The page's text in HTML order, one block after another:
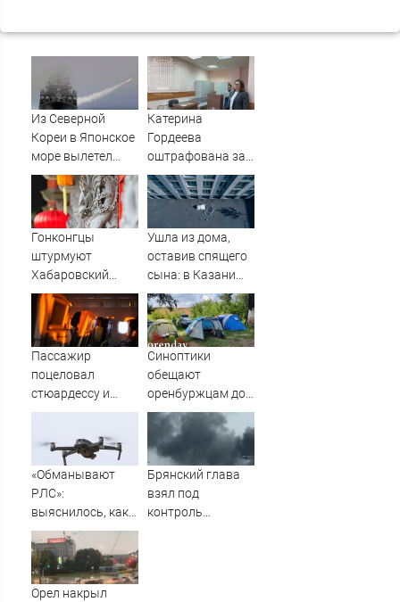
Из Северной
Кореи в Японское
море вылетел
неопознанный
снаряд
Катерина
Гордеева
оштрафована за
пропаганду ЛГБТ
в интернете -
Новости на
Вести.ru
Гонконгцы
штурмуют
Хабаровский
край
Ушла из дома,
оставив спящего
сына: в Казани
мать пойдет под
суд за гибель
малыша
07/08/2026 –
Новости
Пассажир
поцеловал
стюардессу и
попал под арест -
Синоптики
обещают
оренбуржцам до
+39°С, а затем -
грозы и
шквалистый
ветер
«Обманывают
РЛС»:
выяснилось, как
дроны ВСУ
долетели до
Екатеринбурга
Брянский глава
взял под
контроль
Орел накрыл